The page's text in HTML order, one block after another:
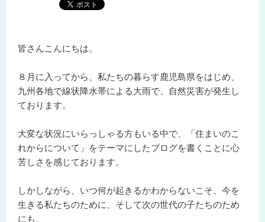
皆さんこんにちは。
８月に入ってから、私たちの暮らす鹿児島県をはじめ、
九州各地で線状降水帯による大雨で、自然災害が発生し
ております。
大変な状況にいらっしゃる方もいる中で、「住まいのこ
れからについて」をテーマにしたブログを書くことに心
苦しさを感じております。
しかしながら、いつ何が起きるかわからないこそ、今を
生きる私たちのために、そして次の世代の子たちのため
にも、